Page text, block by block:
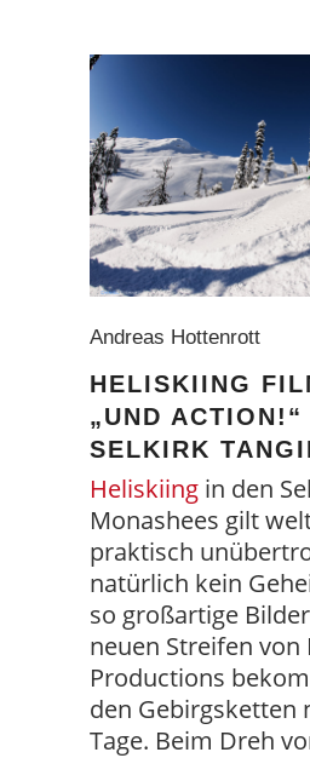
Andreas Hottenrott
HELISKIING
„UND ACTION!“
SELKIRK
Heliskiing in den
Monashees gilt
praktisch
natürlich kein
so großartige
neuen Streifen
Productions
den Gebirgsketten
Tage. Beim Dreh